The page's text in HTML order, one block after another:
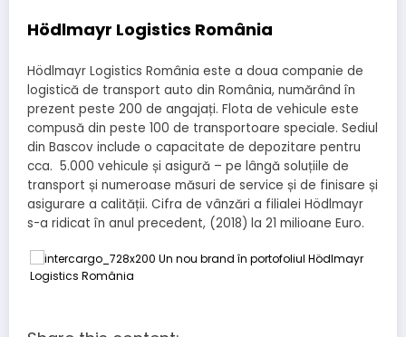
Hödlmayr Logistics România
Hödlmayr Logistics România este a doua companie de
logistică de transport auto din România, numărând în
prezent peste 200 de angajați. Flota de vehicule este
compusă din peste 100 de transportoare speciale. Sediul
din Bascov include o capacitate de depozitare pentru
cca. 5.000 vehicule și asigură – pe lângă soluțiile de
transport și numeroase măsuri de service și de finisare și
asigurare a calității. Cifra de vânzări a filialei Hödlmayr
s-a ridicat în anul precedent, (2018) la 21 milioane Euro.